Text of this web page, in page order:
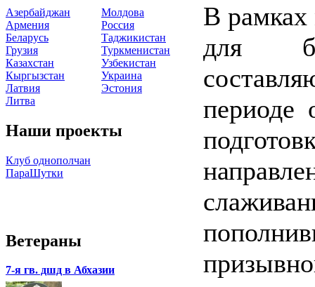
Азербайджан
Армения
Беларусь
Грузия
Казахстан
Кыргызстан
Латвия
Литва
Молдова
Россия
Таджикистан
Туркменистан
Узбекистан
Украина
Эстония
Наши проекты
Клуб однополчан
ПараШутки
Ветераны
7-я гв. дшд в Абхазии
В рамках
для
периоде